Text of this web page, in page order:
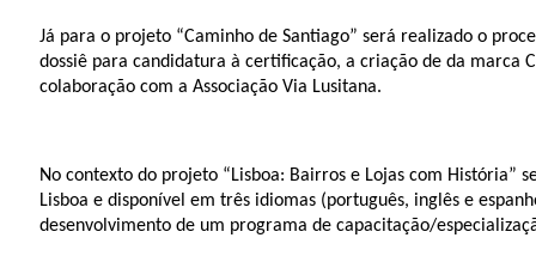
Já para o projeto “Caminho de Santiago” será realizado o
dossiê para candidatura à certificação, a criação de da marca
colaboração com a Associação Via Lusitana.
No contexto do projeto “Lisboa: Bairros e Lojas com
Lisboa e disponível em três idiomas (português, inglês e
desenvolvimento de um programa de capacitação/